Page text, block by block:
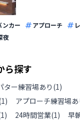
ンカー アプローチ
夜
ら探す
ター練習場あり (1)
1) アプローチ練習場あ
1) 24時間営業(1) 早